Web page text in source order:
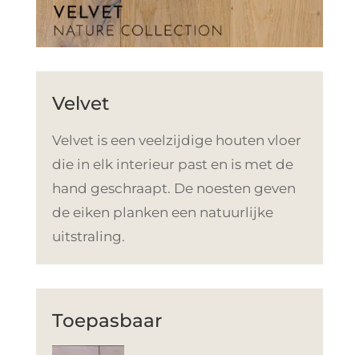
Velvet
Velvet is een veelzijdige houten vloer
die in elk interieur past en is met de
hand geschraapt. De noesten geven
de eiken planken een natuurlijke
uitstraling.
Toepasbaar